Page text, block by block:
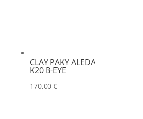
CLAY PAKY ALEDA
K20 B-EYE
170,00 €